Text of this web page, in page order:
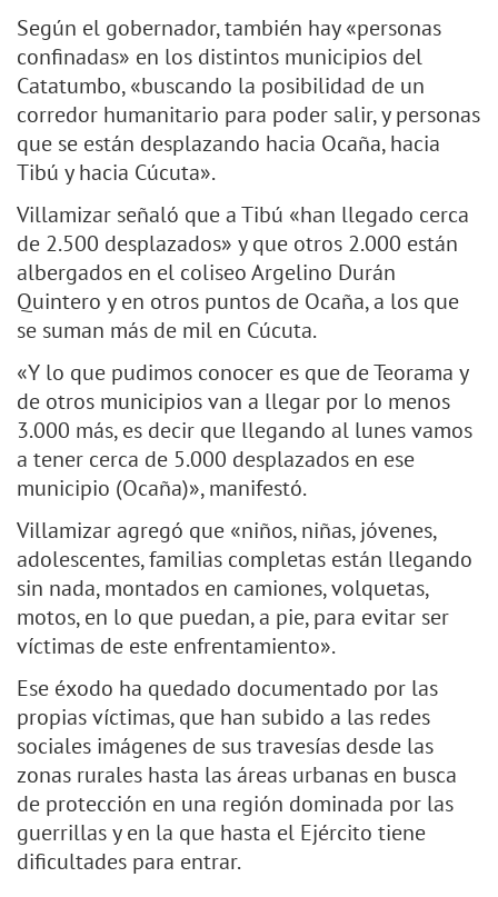
Según el gobernador, también hay «personas
confinadas» en los distintos municipios del
Catatumbo, «buscando la posibilidad de un
corredor humanitario para poder salir, y personas
que se están desplazando hacia Ocaña, hacia
Tibú y hacia Cúcuta».
Villamizar señaló que a Tibú «han llegado cerca
de 2.500 desplazados» y que otros 2.000 están
albergados en el coliseo Argelino Durán
Quintero y en otros puntos de Ocaña, a los que
se suman más de mil en Cúcuta.
«Y lo que pudimos conocer es que de Teorama y
de otros municipios van a llegar por lo menos
3.000 más, es decir que llegando al lunes vamos
a tener cerca de 5.000 desplazados en ese
municipio (Ocaña)», manifestó.
Villamizar agregó que «niños, niñas, jóvenes,
adolescentes, familias completas están llegando
sin nada, montados en camiones, volquetas,
motos, en lo que puedan, a pie, para evitar ser
víctimas de este enfrentamiento».
Ese éxodo ha quedado documentado por las
propias víctimas, que han subido a las redes
sociales imágenes de sus travesías desde las
zonas rurales hasta las áreas urbanas en busca
de protección en una región dominada por las
guerrillas y en la que hasta el Ejército tiene
dificultades para entrar.